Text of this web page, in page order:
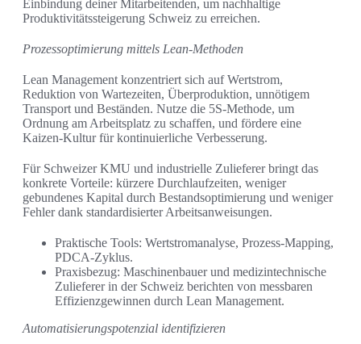
Einbindung deiner Mitarbeitenden, um nachhaltige
Produktivitätssteigerung Schweiz zu erreichen.
Prozessoptimierung mittels Lean-Methoden
Lean Management konzentriert sich auf Wertstrom,
Reduktion von Wartezeiten, Überproduktion, unnötigem
Transport und Beständen. Nutze die 5S-Methode, um
Ordnung am Arbeitsplatz zu schaffen, und fördere eine
Kaizen-Kultur für kontinuierliche Verbesserung.
Für Schweizer KMU und industrielle Zulieferer bringt das
konkrete Vorteile: kürzere Durchlaufzeiten, weniger
gebundenes Kapital durch Bestandsoptimierung und weniger
Fehler dank standardisierter Arbeitsanweisungen.
Praktische Tools: Wertstromanalyse, Prozess-Mapping,
PDCA-Zyklus.
Praxisbezug: Maschinenbauer und medizintechnische
Zulieferer in der Schweiz berichten von messbaren
Effizienzgewinnen durch Lean Management.
Automatisierungspotenzial identifizieren